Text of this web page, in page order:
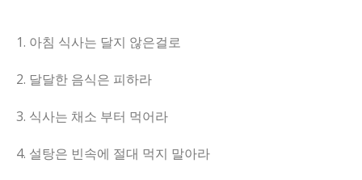
1. 아침 식사는 달지 않은걸로
2. 달달한 음식은 피하라
3. 식사는 채소 부터 먹어라
4. 설탕은 빈속에 절대 먹지 말아라